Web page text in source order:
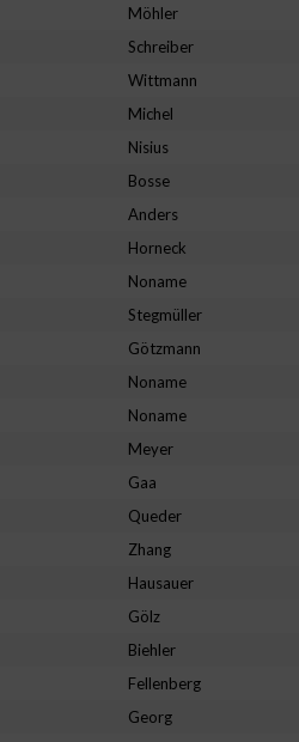
Möhler
Schreiber
Wittmann
Michel
Nisius
Bosse
Anders
Horneck
Noname
Stegmüller
Götzmann
Noname
Noname
Meyer
Gaa
Queder
Zhang
Hausauer
Gölz
Biehler
Fellenberg
Georg
Personalisierung von Inhalten
zur Auswahl personalisierter Inhalte
der Angebote
Daten zur Auswahl von Inhalten